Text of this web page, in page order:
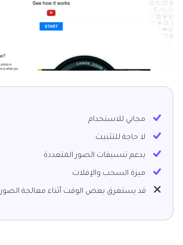
مجاني للاستخدام
لا حاجة للتثبيت
يدعم تنسيقات الصور المتعددة
ميزة السحب والإفلات
قد يستغرق بعض الوقت أثناء معالجة الصور